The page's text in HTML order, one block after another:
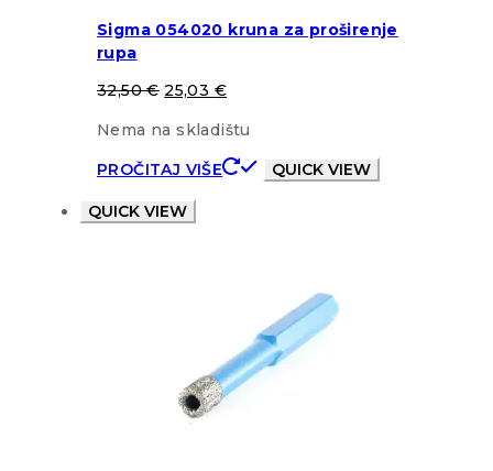
Sigma 054020 kruna za proširenje
rupa
32,50€ 25,03 €
Nema na skladištu
PROČITAJ VIŠE
QUICK VIEW
QUICK VIEW